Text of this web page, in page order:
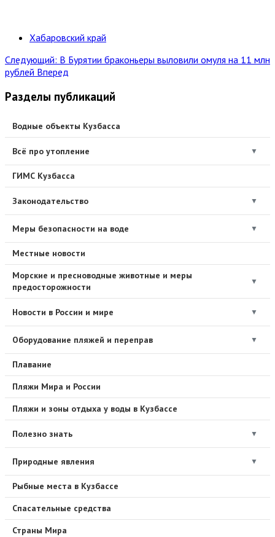
Хабаровский край
Следующий: В Бурятии браконьеры выловили омуля на 11 млн
рублей Вперед
Разделы публикаций
Водные объекты Кузбасса
Всё про утопление ▼
ГИМС Кузбасса
Законодательство ▼
Меры безопасности на воде ▼
Местные новости
Морские и пресноводные животные и меры
предосторожности
▼
Новости в России и мире ▼
Оборудование пляжей и переправ ▼
Плавание
Пляжи Мира и России
Пляжи и зоны отдыха у воды в Кузбассе
Полезно знать ▼
Природные явления ▼
Рыбные места в Кузбассе
Спасательные средства
Страны Мира